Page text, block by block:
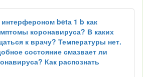
betа 1 b как
коронавируса? В каких
к врачу? Температуры нет.
состояние смазвает ли
Как распознать